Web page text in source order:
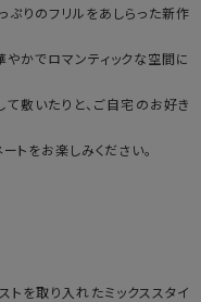
りのフリルをあしらった新作
やかでロマンティックな空間に
て敷いたりと、ご自宅のお好き
トをお楽しみください。
を取り入れたミックススタイ